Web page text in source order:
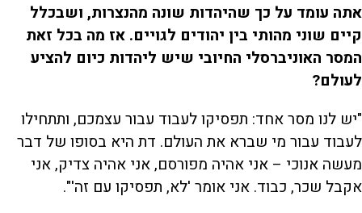
אתה עומד על כך שהיהדות שונה מהנצרות, ושבכלל
קיים שוני מהותי בין יהודים לגויים. אז מה בכל זאת
המסר האוניברסלי החיובי שיש ליהדות כיום להציע
לעולם?
"יש לנו מסר אחד: תפסיקו לעבוד עבור עצמכם, ותתחילו
לעבוד עבור מי שברא את העולם. דת היא בסופו של דבר
מעשה אנוכי – אני אהיה מפורסם, אני אהיה צדיק, אני
אקבל שכר, כבוד. אני אומר 'לא, תפסיקו עם זה'".